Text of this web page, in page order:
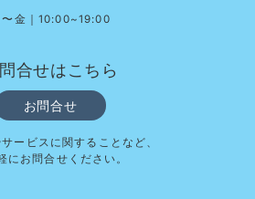
〜金｜10:00~19:00
合せはこちら
お問合せ
ービスに関することなど、
にお問合せください。